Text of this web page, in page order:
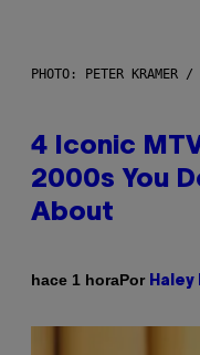
PHOTO: PETER KRAMER /
4 Iconic
2000s You
About
hace 1 horaPor Haley